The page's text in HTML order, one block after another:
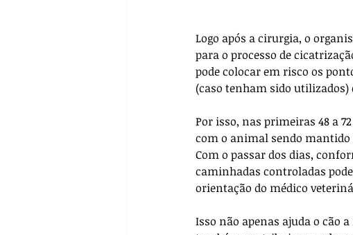
Logo após a cirurgia, o
para o processo de
pode colocar em risco os
(caso tenham sido utilizados)
Por isso, nas primeiras 48 a
com o animal sendo mantido
Com o passar dos dias,
caminhadas controladas
orientação do médico
Isso não apenas ajuda o cão